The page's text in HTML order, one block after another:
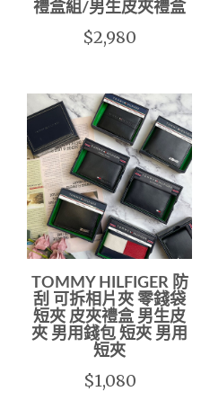
禮盒組/男生皮夾禮盒
$2,980
TOMMY HILFIGER 防
刮 可拆相片夾 零錢袋
短夾 皮夾禮盒 男生皮
夾 男用錢包 短夾 男用
短夾
$1,080